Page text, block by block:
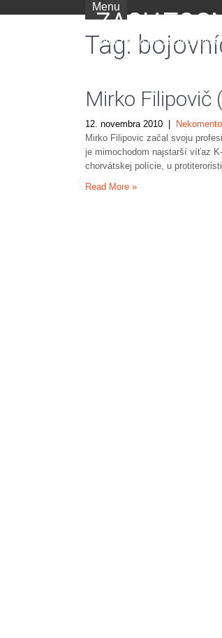
portál nielen pre začiatočníkov
Menu
Tag:
Mirko Filipovič
12. novembra 2010
Mirko Filipovic začal svoju
je mimochodom najstarší víťaz
chorvátskej polície, u
Read More »